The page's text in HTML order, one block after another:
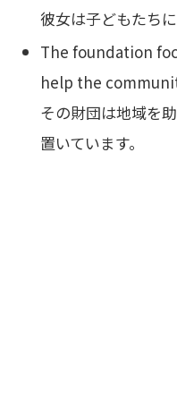
彼女は子どもたち
The foundation
help the
その財団は地域を
置いています。